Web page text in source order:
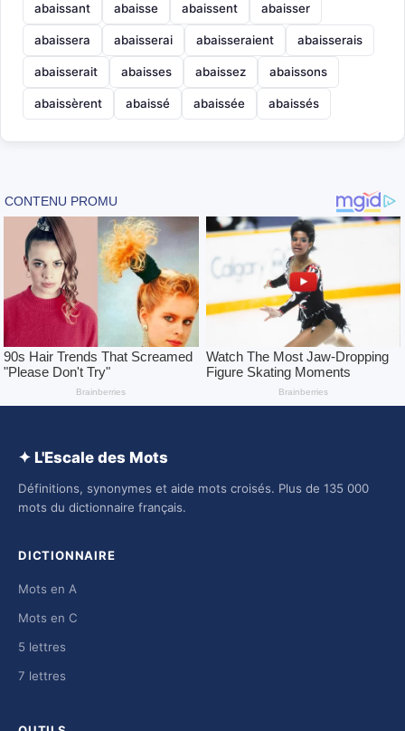
abaissant abaisse abaissent abaisser
abaissera abaisserai abaisseraient abaisserais
abaisserait abaisses abaissez abaissons
abaissèrent abaissé abaissée abaissés
✦ L'Escale des Mots
Définitions, synonymes et aide mots croisés. Plus de 135 000
mots du dictionnaire français.
DICTIONNAIRE
Mots en A
Mots en C
5 lettres
7 lettres